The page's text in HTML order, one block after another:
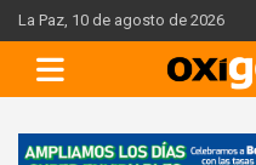
Skip
to
content
La Paz, 10 de agosto de 2026
A